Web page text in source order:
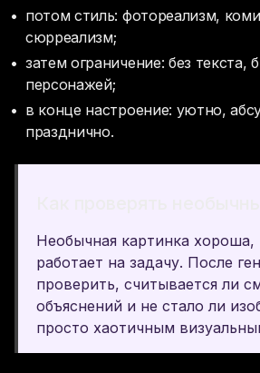
потом стиль: фотореализм,
сюрреализм;
затем ограничение: без текста,
персонажей;
в конце настроение: уютно,
празднично.
Необычная картинка хороша,
работает на задачу. После
проверить, считывается ли
объяснений и не стало ли
просто хаотичным